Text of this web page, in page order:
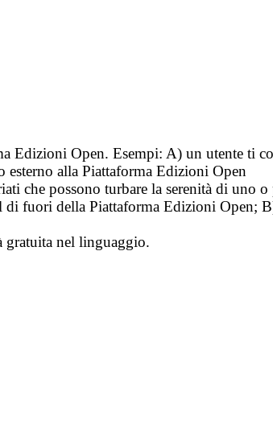
Edizioni Open. Esempi: A) un utente ti
alla Piattaforma Edizioni Open
che possono turbare la serenità di uno
fuori della Piattaforma Edizioni Open;
gratuita nel linguaggio.